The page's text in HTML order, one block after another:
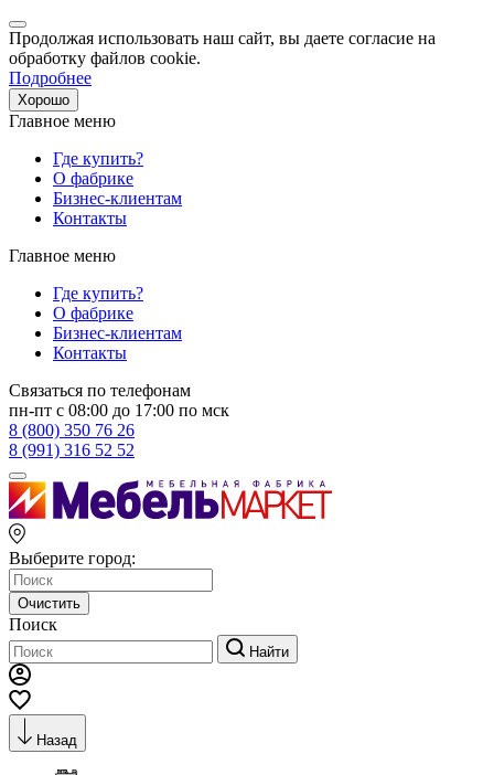
Продолжая использовать наш сайт, вы даете согласие на
обработку файлов cookie.
Подробнее
Хорошо
Главное меню
Где купить?
О фабрике
Бизнес-клиентам
Контакты
Главное меню
Где купить?
О фабрике
Бизнес-клиентам
Контакты
Связаться по телефонам
пн-пт с 08:00 до 17:00 по мск
8 (800) 350 76 26
8 (991) 316 52 52
Выберите город:
Очистить
Поиск
Найти
Назад